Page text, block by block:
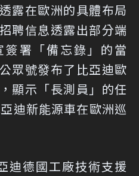
露在歐洲的具體布局
聘信息透露出部分端
署「備忘錄」的當
眾號發布了比亞迪歐
顯示「長測員」的任
迪新能源車在歐洲巡
迪德國工廠技術支援